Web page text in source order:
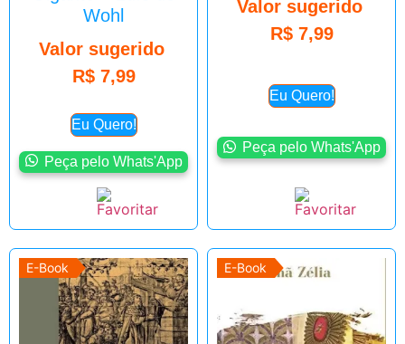
Wohl
Valor sugerido
R$7,99
Eu Quero!
Peça pelo Whats'App
Valor sugerido
R$7,99
Eu Quero!
Peça pelo Whats'App
E-Book E-Book